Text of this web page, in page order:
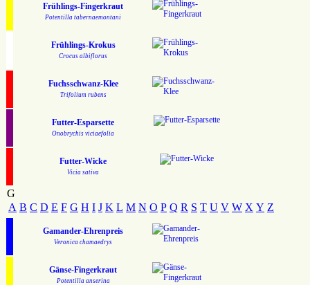
Frühlings-Fingerkraut
Potentilla tabernaemontani
Frühlings-Krokus
Crocus albiflorus
Fuchsschwanz-Klee
Trifolium rubens
Futter-Esparsette
Onobrychis viciaefolia
Futter-Wicke
Vicia sativa
G
A B C D E F G H I J K L M N O P Q R S T U V W X Y Z
Gamander-Ehrenpreis
Veronica chamaedrys
Gänse-Fingerkraut
Potentilla anserina